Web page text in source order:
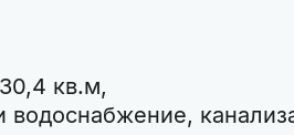
кв.м,
водоснабжение,